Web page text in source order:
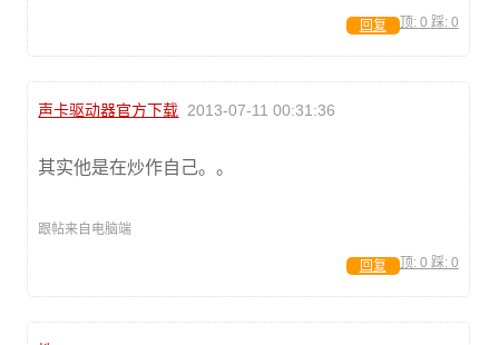
顶: 0 踩: 0
回复
声卡驱动器官方下载 2013-07-11 00:31:36
其实他是在炒作自己。。
跟帖来自电脑端
顶: 0 踩: 0
回复